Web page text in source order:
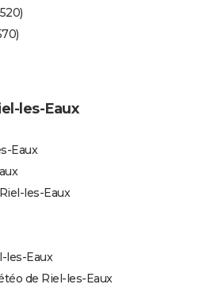
les-Eaux
Eaux
les-Eaux
les-Eaux
de Riel-les-Eaux